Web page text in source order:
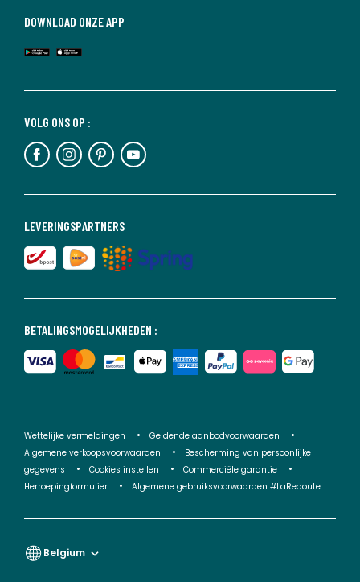
BETALINGSMOGELIJKHEDEN :
LEVERINGSPARTNERS
VOLG ONS OP :
DOWNLOAD ONZE APP
Wettelijke vermeldingen
Geldende aanbodvoorwaarden
Algemene verkoopsvoorwaarden
Bescherming van persoonlijke
gegevens
Cookies instellen
Commerciële garantie
Herroepingformulier
Algemene gebruiksvoorwaarden #LaRedoute
Belgium